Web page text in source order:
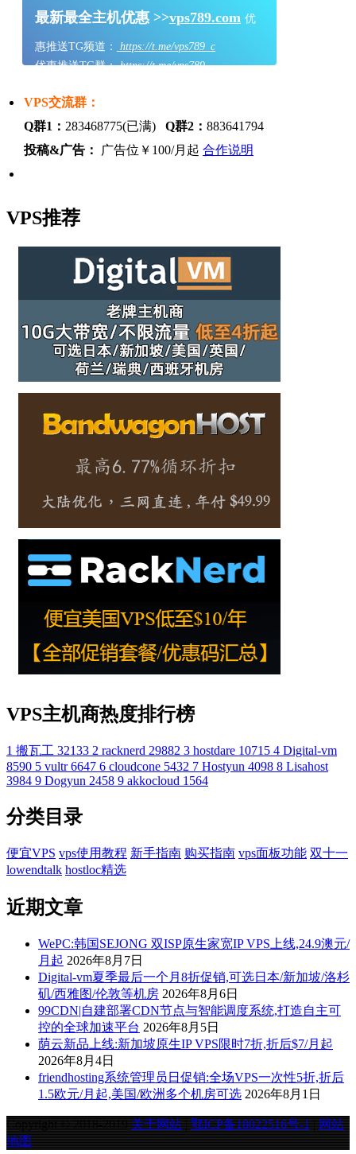
最新最全主机优惠 >>vps789.com 优
惠推送TG频道：
https://t.me/vps789_c
优惠推送TG群：https://t.me/vps789
VPS交流群：
Q群1： 283468775(已满) Q群2： 883641794
投稿&广告： 广告位￥100/月起 合作说明
VPS推荐
VPS主机商热度排行榜
1 搬瓦工 32133 2 racknerd 29882 3 hostdare 10715 4 Digital-vm
8590 5 vultr 6647 6 cloudcone 5432 7 Hostyun 4098 8 Lisahost
3984 9 Dogyun 2458 9 akkocloud 1564
分类目录
便宜VPS vps使用教程 新手指南 购买指南 vps面板功能 双十一
lowendtalk hostloc精选
近期文章
WePC:韩国SEJONG 双ISP原生家宽IP VPS上线,24.9澳元/
月起 2026年8月7日
Digital-vm夏季最后一个月8折促销,可选日本/新加坡/洛杉
矶/西雅图/伦敦等机房 2026年8月6日
99CDN|自建部署CDN节点与智能调度系统,打造自主可
控的全球加速平台 2026年8月5日
荫云新品上线:新加坡原生IP VPS限时7折,折后$7/月起
2026年8月4日
friendhosting系统管理员日促销:全场VPS一次性5折,折后
1.5欧元/月起,美国/欧洲多个机房可选 2026年8月1日
Copyright © 2018-2019 关于网站 | 鄂ICP备18022516号-1 | 网站
地图